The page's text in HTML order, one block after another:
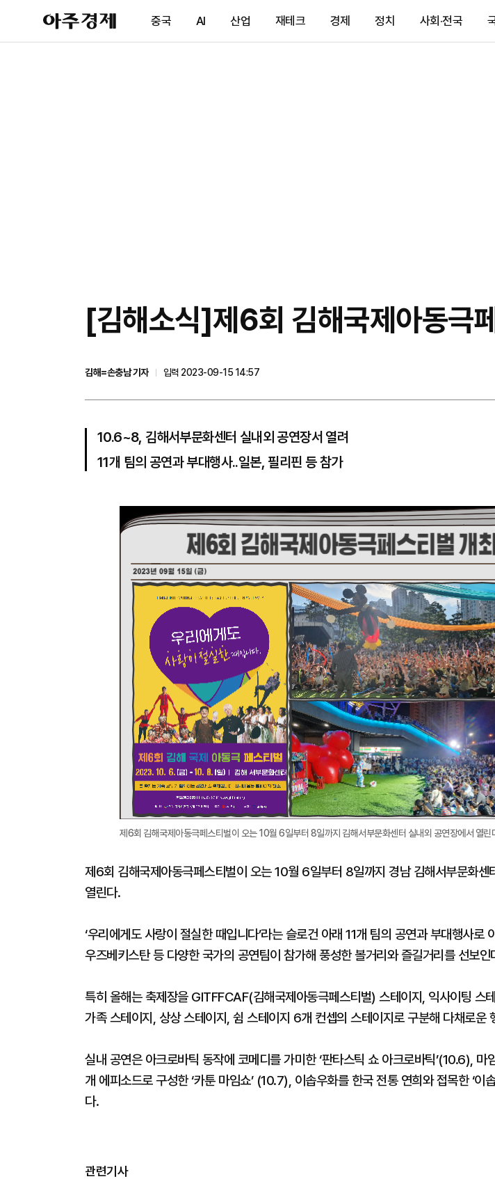
아
주
제
중국 AI 산업 재테크 경제 정치 사회·전국
[김해소식]제6회 김해국제아동극
김해=손충남 기자
입력 2023-09-15 14:57
10.6~8, 김해서부문화센터 실내외 공연장서 열려
11개 팀의 공연과 부대행사..일본, 필리핀 등 참가
제6회 김해국제아동극페스티벌이 오는 10월 6일부터 8일까지 김해서부문화센터 실내외 공연장에서 열린
제6회 김해국제아동극페스티벌이 오는 10월 6일부터 8일까지 경남 김해서부문화센
열린다.
‘우리에게도 사랑이 절실한 때입니다’라는 슬로건 아래 11개 팀의 공연과 부대행사로
우즈베키스탄 등 다양한 국가의 공연팀이 참가해 풍성한 볼거리와 즐길거리를 선보인
특히 올해는 축제장을 GITFFCAF(김해국제아동극페스티벌) 스테이지, 익사이팅 스
가족 스테이지, 상상 스테이지, 쉼 스테이지 6개 컨셉의 스테이지로 구분해 다채로운
실내 공연은 아크로바틱 동작에 코메디를 가미한 ‘판타스틱 쇼 아크로바틱’(10.6), 마
개 에피소드로 구성한 ‘카툰 마임쇼’ (10.7), 이솝우화를 한국 전통 연희와 접목한 ‘이
다.
관련기사